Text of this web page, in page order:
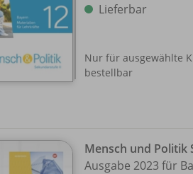
Lieferbar
Nur für ausgewählte
bestellbar
Mensch und Politik
Ausgabe 2023 für